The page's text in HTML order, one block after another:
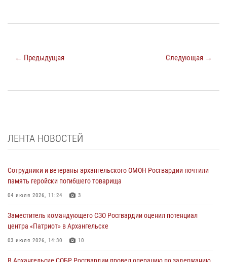
← Предыдущая Следующая →
ЛЕНТА НОВОСТЕЙ
Сотрудники и ветераны архангельского ОМОН Росгвардии почтили
память геройски погибшего товарища
04 июля 2026, 11:24 3
Заместитель командующего СЗО Росгвардии оценил потенциал
центра «Патриот» в Архангельске
03 июля 2026, 14:30 10